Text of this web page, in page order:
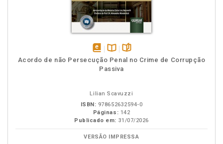
disponível
em
Disponível
na
páginas
Acordo de não Persecução Penal no Crime de Corrupção
Passiva
Lilian Scavuzzi
ISBN: 978652632594-0
Páginas: 142
Publicado em: 31/07/2026
VERSÃO IMPRESSA